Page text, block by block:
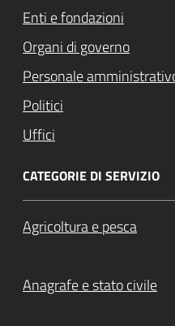
Enti e fondazioni
Organi di governo
Personale
Politici
Uffici
CATEGORIE DI SERVIZIO
Agricoltura e pesca
Anagrafe e stato civile